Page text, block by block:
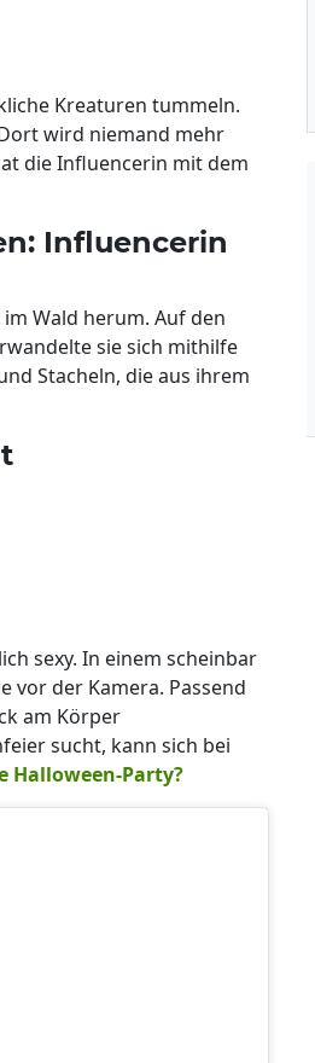
Kreaturen tummeln.
wird niemand mehr
die Influencerin mit dem
Influencerin
Wald herum. Auf den
sie sich mithilfe
Stacheln, die aus ihrem
sexy. In einem scheinbar
vor der Kamera. Passend
am Körper
sucht, kann sich bei
Halloween-Party?